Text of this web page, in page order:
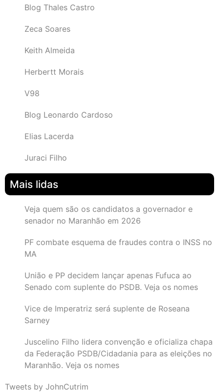
Blog Thales Castro
Zeca Soares
Keith Almeida
Herbertt Morais
V98
Blog Leonardo Cardoso
Elias Lacerda
Juraci Filho
Mais lidas
Veja quem são os candidatos a governador e
senador no Maranhão em 2026
PF combate esquema de fraudes contra o INSS no
MA
União e PP decidem lançar apenas Fufuca ao
Senado com suplente do PSDB. Veja os nomes
Vice de Imperatriz será suplente de Roseana
Sarney
Juscelino Filho lidera convenção e oficializa chapa
da Federação PSDB/Cidadania para as eleições no
Maranhão. Veja os nomes
Tweets by JohnCutrim